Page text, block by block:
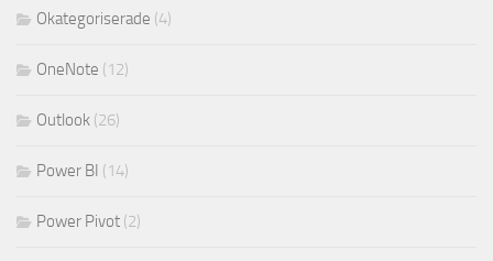
Okategoriserade (4)
OneNote (12)
Outlook (26)
Power BI (14)
Power Pivot (2)